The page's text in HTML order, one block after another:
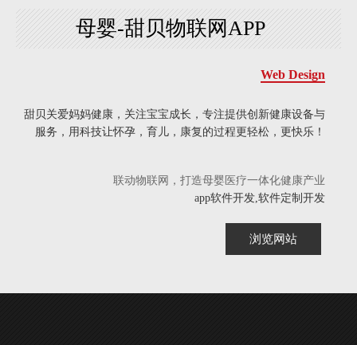
母婴-甜贝物联网APP
Web Design
甜贝关爱妈妈健康，关注宝宝成长，专注提供创新健康设备与
服务，用科技让怀孕，育儿，康复的过程更轻松，更快乐！
联动物联网，打造母婴医疗一体化健康产业
app软件开发,软件定制开发
浏览网站